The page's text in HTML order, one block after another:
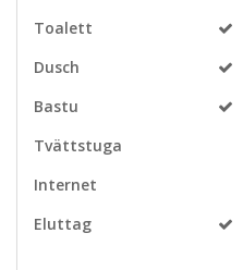
Toalett
Dusch
Bastu
Tvättstuga
Internet
Eluttag